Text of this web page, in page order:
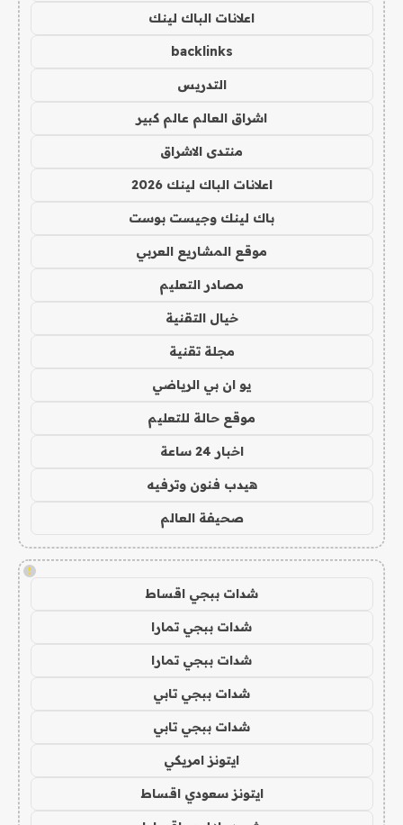
اعلانات الباك لينك
backlinks
التدريس
اشراق العالم عالم كبير
منتدى الاشراق
اعلانات الباك لينك 2026
باك لينك وجيست بوست
موقع المشاريع العربي
مصادر التعليم
خيال التقنية
مجلة تقنية
يو ان بي الرياضي
موقع حالة للتعليم
اخبار 24 ساعة
هيدب فنون وترفيه
صحيفة العالم
!
شدات ببجي اقساط
شدات ببجي تمارا
شدات ببجي تمارا
شدات ببجي تابي
شدات ببجي تابي
ايتونز امريكي
ايتونز سعودي اقساط